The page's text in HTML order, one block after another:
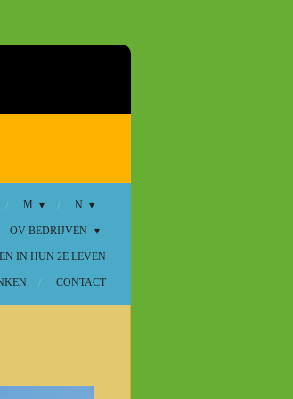
M N
OV-BEDRIJVEN
IN HUN 2E LEVEN
CONTACT